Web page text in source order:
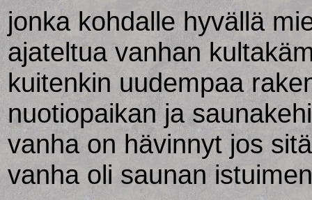
jonka kohdalle hyvällä
ajateltua vanhan
kuitenkin uudempaa
nuotiopaikan ja
vanha on hävinnyt jos
vanha oli saunan